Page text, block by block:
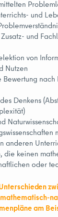
und
und
von
Nutzen
Denkens
anderen
die keinen
oder
am